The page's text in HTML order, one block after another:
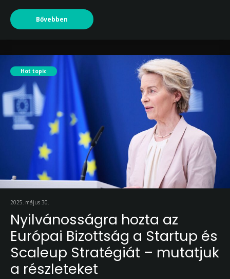
Bővebben
Hot topic
2025. május 30.
Nyilvánosságra hozta az
Európai Bizottság a Startup és
Scaleup Stratégiát – mutatjuk
a részleteket